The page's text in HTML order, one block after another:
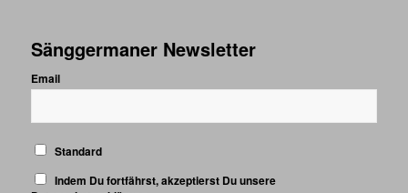
Sänggermaner Newsletter
Email
Standard
Indem Du fortfährst, akzeptierst Du unsere